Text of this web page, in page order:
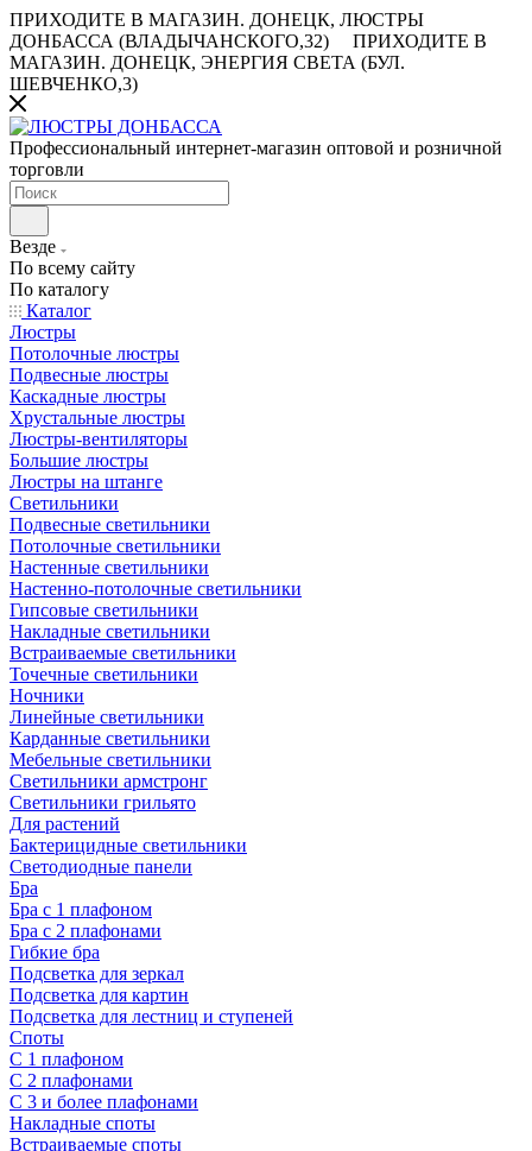
ПРИХОДИТЕ В МАГАЗИН. ДОНЕЦК, ЛЮСТРЫ
ДОНБАССА (ВЛАДЫЧАНСКОГО,32)
ПРИХОДИТЕ В
МАГАЗИН. ДОНЕЦК, ЭНЕРГИЯ СВЕТА (БУЛ.
ШЕВЧЕНКО,3)
Профессиональный интернет-магазин оптовой и розничной
торговли
Везде
По всему сайту
По каталогу
Каталог
Люстры
Потолочные люстры
Подвесные люстры
Каскадные люстры
Хрустальные люстры
Люстры-вентиляторы
Большие люстры
Люстры на штанге
Светильники
Подвесные светильники
Потолочные светильники
Настенные светильники
Настенно-потолочные светильники
Гипсовые светильники
Накладные светильники
Встраиваемые светильники
Точечные светильники
Ночники
Линейные светильники
Карданные светильники
Мебельные светильники
Светильники армстронг
Светильники грильято
Для растений
Бактерицидные светильники
Светодиодные панели
Бра
Бра с 1 плафоном
Бра с 2 плафонами
Гибкие бра
Подсветка для зеркал
Подсветка для картин
Подсветка для лестниц и ступеней
Споты
С 1 плафоном
С 2 плафонами
С 3 и более плафонами
Накладные споты
Встраиваемые споты